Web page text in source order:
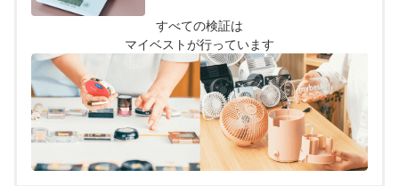
すべての検証は
マイベストが行っています